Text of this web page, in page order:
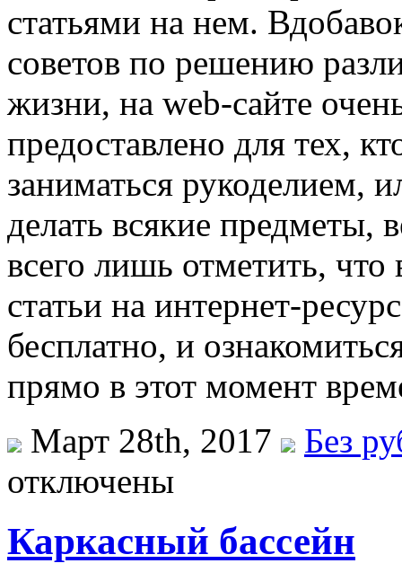
статьями на нем.
советов по решению
жизни, на web-сайте
предоставлено для тех,
заниматься рукоделием,
делать всякие
всего лишь отметить,
статьи на интернет-
бесплатно, и
прямо в этот момент
Март 28th, 2017
Без
отключены
Каркасный бассейн